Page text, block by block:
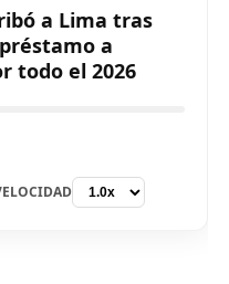
a Lima tras
a
todo el 2026